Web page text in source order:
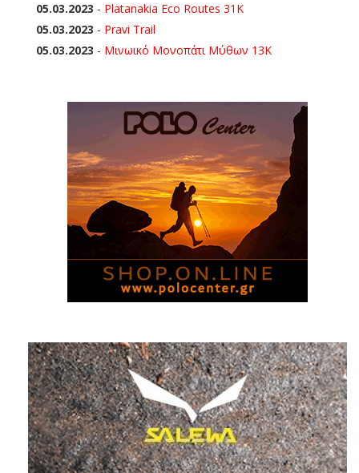
05.03.2023 - Platanakia Eco Routes 31K
05.03.2023 - Pravi Trail
05.03.2023 - Μινωικό Μονοπάτι Μύθων 13Κ